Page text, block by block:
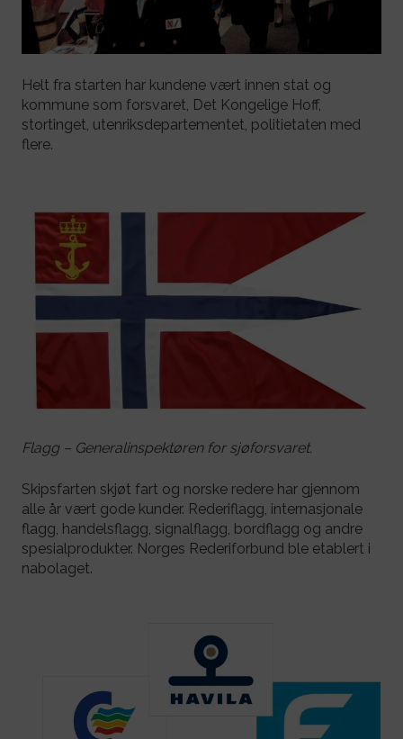
Helt fra starten har kundene vært innen stat og
kommune som forsvaret, Det Kongelige Hoff,
stortinget, utenriksdepartementet, politietaten med
flere.
Flagg – Generalinspektøren for sjøforsvaret.
Skipsfarten skjøt fart og norske redere har gjennom
alle år vært gode kunder. Rederiflagg, internasjonale
flagg, handelsflagg, signalflagg, bordflagg og andre
spesialprodukter. Norges Rederiforbund ble etablert i
nabolaget.